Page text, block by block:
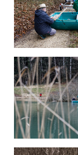
Kontakt
Mitglied werden